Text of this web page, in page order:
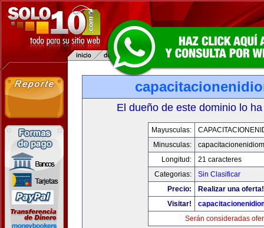
El dueño de este dominio lo
Mayusculas:
Minusculas:
Longitud:
21 caracteres
Categorias:
Sin Clasificar
Precio:
Realizar una oferta!
Visitar!
Serán consideradas